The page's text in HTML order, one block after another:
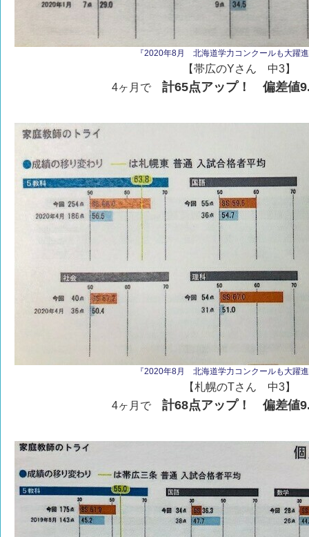
『2020年8月 北海道学力コンクールも大躍
【帯広のYさん 中3】
4ヶ月で計65点アップ！ 偏差値
『2020年8月 北海道学力コンクールも大躍
【札幌のTさん 中3】
4ヶ月で計68点アップ！ 偏差値